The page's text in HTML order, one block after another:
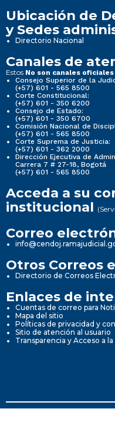
Ubicación de
y Sedes
Directorio Nacional
Canales de
Estos No son canales oficiales
Consejo Superior de la
(+57) 601 - 565 8500
Corte Constitucional:
(+57) 601 - 350 6200
Consejo de Estado:
(+57) 601 - 350 6700
Comisión Nacional de
(+57) 601 - 565 8500
Corte Suprema de Justicia:
(+57) 601 - 362 2000
Dirección Ejecutiva de
Carrera 7 # 27-18, Bogotá
(+57) 601 - 565 8500
Acceda a su
institucional
Correo
Otros Correos
Directorio de Correos
Enlaces de
Cuentas de correo para
Mapa del sitio
Políticas de privacidad y
Sitio de atención al usuario
Transparencia y Acceso a